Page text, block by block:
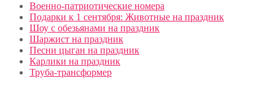
Военно-патриотические номера
Подарки к 1 сентября: Животные на праздник
Шоу с обезьянами на праздник
Шаржист на праздник
Песни цыган на праздник
Карлики на праздник
Труба-трансформер